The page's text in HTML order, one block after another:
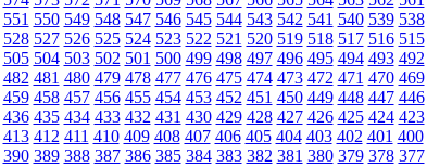
551 550 549 548 547 546 545 544 543 542 541 540 539 538
528 527 526 525 524 523 522 521 520 519 518 517 516 515
505 504 503 502 501 500 499 498 497 496 495 494 493 492
482 481 480 479 478 477 476 475 474 473 472 471 470 469
459 458 457 456 455 454 453 452 451 450 449 448 447 446
436 435 434 433 432 431 430 429 428 427 426 425 424 423
413 412 411 410 409 408 407 406 405 404 403 402 401 400
390 389 388 387 386 385 384 383 382 381 380 379 378 377